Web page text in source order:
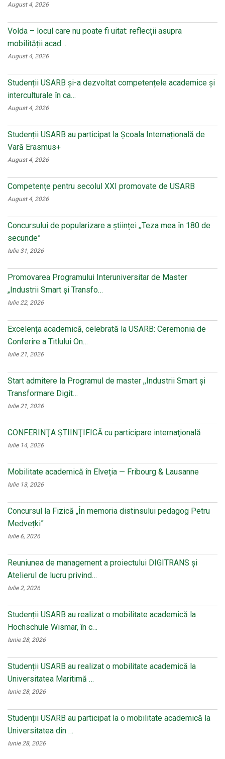
August 4, 2026
Volda – locul care nu poate fi uitat: reflecții asupra
mobilității acad…
August 4, 2026
Studenții USARB și-a dezvoltat competențele academice și
interculturale în ca…
August 4, 2026
Studenții USARB au participat la Școala Internațională de
Vară Erasmus+
August 4, 2026
Competențe pentru secolul XXI promovate de USARB
August 4, 2026
Concursului de popularizare a științei ,,Teza mea în 180 de
secunde”
Iulie 31, 2026
Promovarea Programului Interuniversitar de Master
„Industrii Smart și Transfo…
Iulie 22, 2026
Excelența academică, celebrată la USARB: Ceremonia de
Conferire a Titlului On…
Iulie 21, 2026
Start admitere la Programul de master ,,Industrii Smart și
Transformare Digit…
Iulie 21, 2026
CONFERINŢA ŞTIINŢIFICĂ cu participare internaţională
Iulie 14, 2026
Mobilitate academică în Elveția — Fribourg & Lausanne
Iulie 13, 2026
Concursul la Fizică „În memoria distinsului pedagog Petru
Medvețki”
Iulie 6, 2026
Reuniunea de management a proiectului DIGITRANS și
Atelierul de lucru privind…
Iulie 2, 2026
Studenții USARB au realizat o mobilitate academică la
Hochschule Wismar, în c…
Iunie 28, 2026
Studenții USARB au realizat o mobilitate academică la
Universitatea Maritimă …
Iunie 28, 2026
Studenții USARB au participat la o mobilitate academică la
Universitatea din …
Iunie 28, 2026